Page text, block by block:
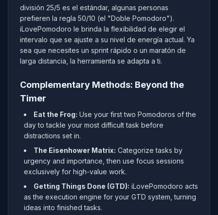
división 25/5 es el estándar, algunas personas
prefieren la regla 50/10 (el "Doble Pomodoro").
iLovePomodoro le brinda la flexibilidad de elegir el
intervalo que se ajuste a su nivel de energía actual. Ya
sea que necesites un sprint rápido o un maratón de
larga distancia, la herramienta se adapta a ti.
Complementary Methods: Beyond the
Timer
Eat the Frog: Use your first two Pomodoros of the
day to tackle your most difficult task before
distractions set in.
The Eisenhower Matrix: Categorize tasks by
urgency and importance, then use focus sessions
exclusively for high-value work.
Getting Things Done (GTD): iLovePomodoro acts
as the execution engine for your GTD system, turning
ideas into finished tasks.